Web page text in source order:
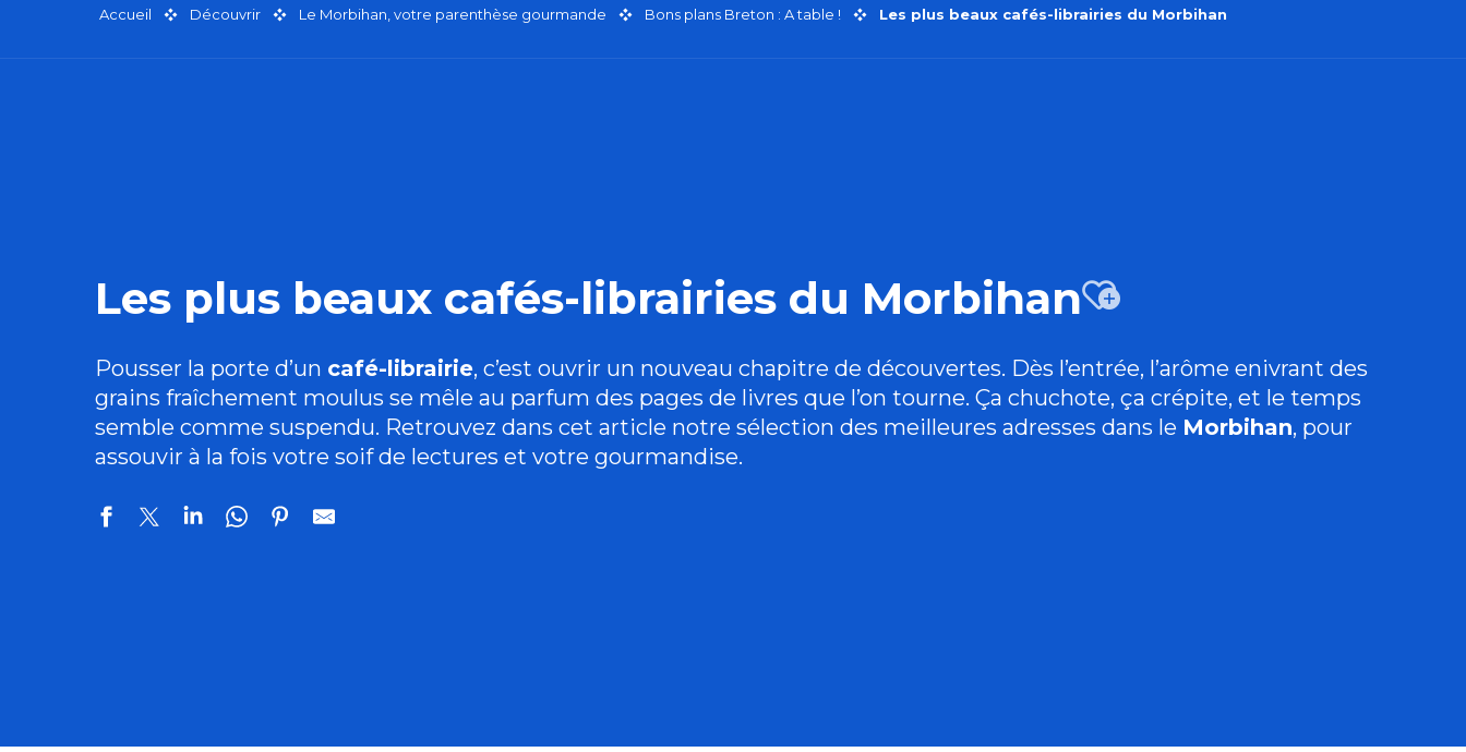
Accueil Découvrir Le Morbihan, votre parenthèse gourmande Bons plans Breton : A table ! Les plus beaux cafés-librairies du Morbihan
Les plus beaux cafés-librairies du MorbihanAjouter
Pousser la porte d’un café-librairie, c’est ouvrir un nouveau chapitre de découvertes. Dès l’entrée, l’arôme enivrant des
grains fraîchement moulus se mêle au parfum des pages de livres que l’on tourne. Ça chuchote, ça crépite, et le temps
semble comme suspendu. Retrouvez dans cet article notre sélection des meilleures adresses dans le Morbihan, pour
assouvir à la fois votre soif de lectures et votre gourmandise.